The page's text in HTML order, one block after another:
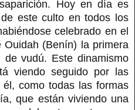
Hoy en día es
este culto en todos los
celebrado en el
(Benín) la primera
de vudú. Este dinamismo
viendo seguido por las
como todas las formas
que están viviendo una